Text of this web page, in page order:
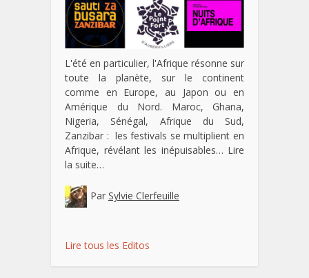
L'été en particulier, l'Afrique résonne sur
toute la planète, sur le continent
comme en Europe, au Japon ou en
Amérique du Nord. Maroc, Ghana,
Nigeria, Sénégal, Afrique du Sud,
Zanzibar : les festivals se multiplient en
Afrique, révélant les inépuisables… Lire
la suite…
Par Sylvie Clerfeuille
Lire tous les Editos